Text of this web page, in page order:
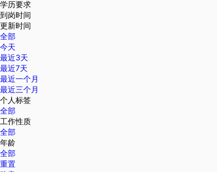
学历要求
到岗时间
更新时间
全部
今天
最近3天
最近7天
最近一个月
最近三个月
个人标签
全部
工作性质
全部
年龄
全部
重置